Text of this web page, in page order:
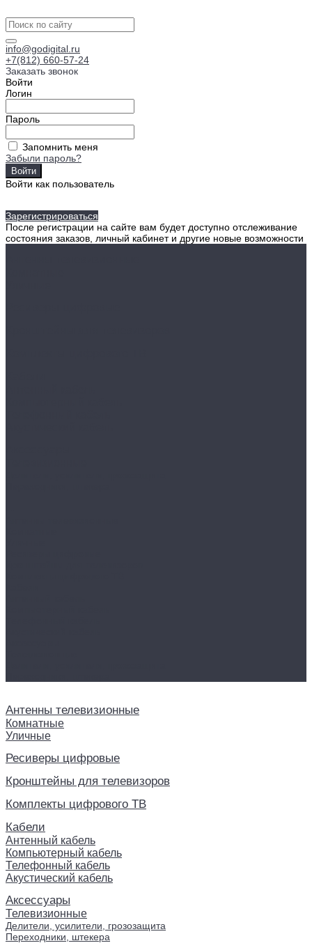
info@godigital.ru
+7(812) 660-57-24
Заказать звонок
Войти
Логин
Пароль
Запомнить меня
Забыли пароль?
Войти как пользователь
Зарегистрироваться
После регистрации на сайте вам будет доступно отслеживание
состояния заказов, личный кабинет и другие новые возможности
Антенны телевизионные
Комнатные
Уличные
Ресиверы цифровые
Кронштейны для телевизоров
Комплекты цифрового ТВ
Кабели
Антенный кабель
Компьютерный кабель
Телефонный кабель
Акустический кабель
Аксессуары
Телевизионные
Делители, усилители, грозозащита
Переходники, штекера